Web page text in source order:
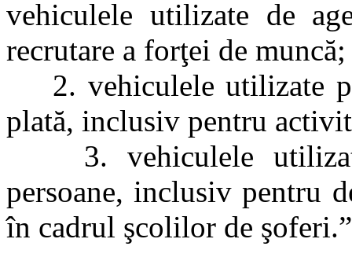
vehiculele utilizate de
recrutare a forţei de muncă;
2. vehiculele utilizate
plată, inclusiv pentru
3. vehiculele
persoane, inclusiv pentru
în cadrul şcolilor de şoferi.”